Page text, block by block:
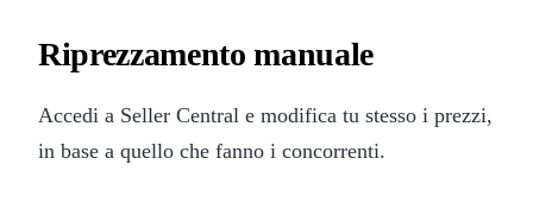
Riprezzamento manuale
Accedi a Seller Central e modifica tu stesso i prezzi,
in base a quello che fanno i concorrenti.